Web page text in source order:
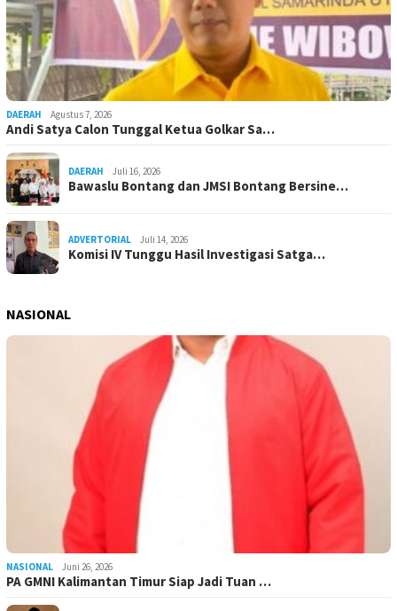
DAERAH Agustus 7, 2026
Andi Satya Calon Tunggal Ketua Golkar Sa…
DAERAH Juli 16, 2026
Bawaslu Bontang dan JMSI Bontang Bersine…
ADVERTORIAL Juli 14, 2026
Komisi IV Tunggu Hasil Investigasi Satga…
NASIONAL
NASIONAL Juni 26, 2026
PA GMNI Kalimantan Timur Siap Jadi Tuan …